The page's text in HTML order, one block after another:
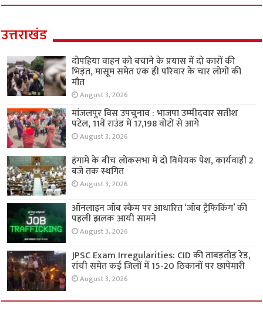
उत्तराखंड
दोपहिया वाहन को बचाने के प्रयास में दो कारों की
भिड़ंत, मासूम समेत एक ही परिवार के चार लोगों की
मौत
August 3, 2026
मांजलपुर विस उपचुनाव : भाजपा उम्मीदवार सतीश
पटेल, 11वें राउंड में 17,198 वोटों से आगे
August 3, 2026
हंगामे के बीच लोकसभा में दो विधेयक पेश, कार्यवाही 2
बजे तक स्थगित
August 3, 2026
ऑनलाइन जॉब स्कैम पर आधारित ‘जॉब ट्रैफिकिंग’ की
पहली झलक आयी सामने
August 3, 2026
JPSC Exam Irregularities: CID की ताबड़तोड़ रेड,
रांची समेत कई जिलों में 15-20 ठिकानों पर छापेमारी
August 3, 2026